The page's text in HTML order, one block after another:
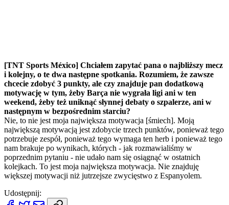
[TNT Sports México] Chciałem zapytać pana o najbliższy mecz
i kolejny, o te dwa następne spotkania. Rozumiem, że zawsze
chcecie zdobyć 3 punkty, ale czy znajduje pan dodatkową
motywację w tym, żeby Barça nie wygrała ligi ani w ten
weekend, żeby też uniknąć słynnej debaty o szpalerze, ani w
następnym w bezpośrednim starciu?
Nie, to nie jest moja największa motywacja [śmiech]. Moją
największą motywacją jest zdobycie trzech punktów, ponieważ tego
potrzebuje zespół, ponieważ tego wymaga ten herb i ponieważ tego
nam brakuje po wynikach, których - jak rozmawialiśmy w
poprzednim pytaniu - nie udało nam się osiągnąć w ostatnich
kolejkach. To jest moja największa motywacja. Nie znajduję
większej motywacji niż jutrzejsze zwycięstwo z Espanyolem.
Udostępnij: